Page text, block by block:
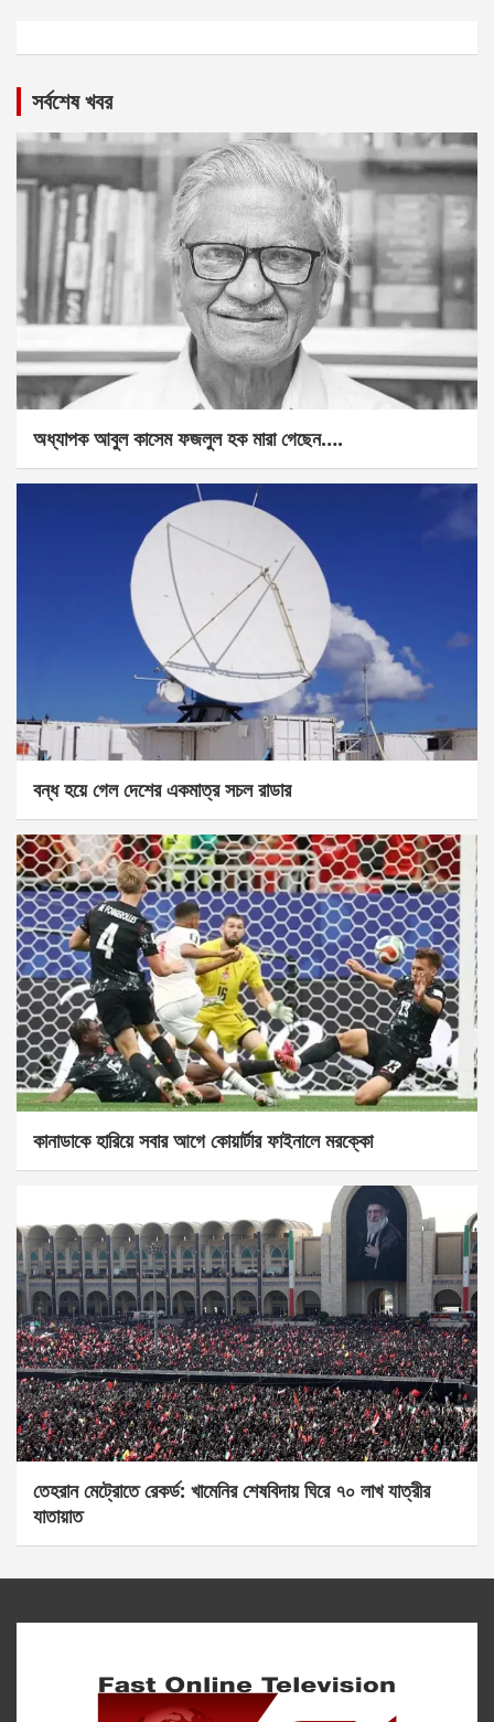
সর্বশেষ খবর
অধ্যাপক আবুল কাসেম ফজলুল হক মারা গেছেন….
বন্ধ হয়ে গেল দেশের একমাত্র সচল রাডার
কানাডাকে হারিয়ে সবার আগে কোয়ার্টার ফাইনালে মরক্কো
তেহরান মেট্রোতে রেকর্ড: খামেনির শেষবিদায় ঘিরে ৭০ লাখ যাত্রীর
যাতায়াত